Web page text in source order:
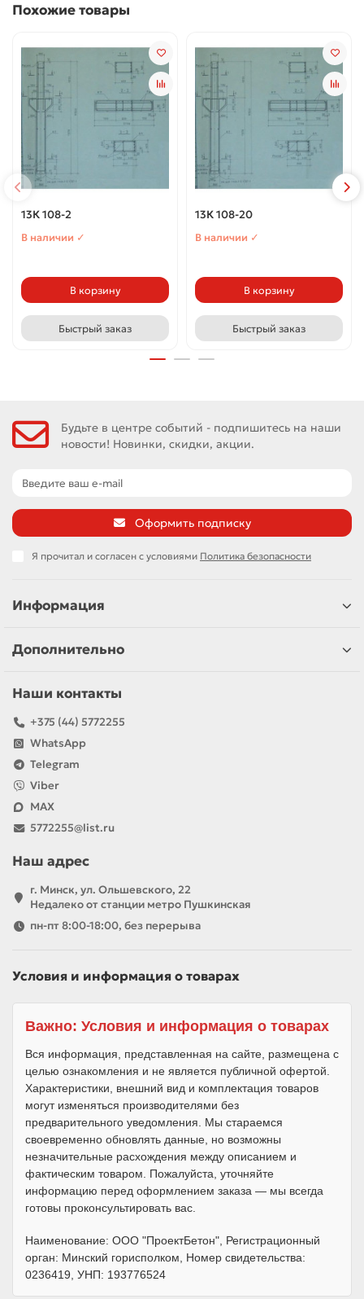
Похожие товары
13К 108-2
В наличии ✓
В корзину
Быстрый заказ
13К 108-20
В наличии ✓
В корзину
Быстрый заказ
Будьте в центре событий - подпишитесь на наши
новости! Новинки, скидки, акции.
Оформить подписку
Я прочитал и согласен с условиями Политика безопасности
Информация
Дополнительно
Наши контакты
+375 (44) 5772255
WhatsApp
Telegram
Viber
MAX
5772255@list.ru
Наш адрес
г. Минск, ул. Ольшевского, 22
Недалеко от станции метро Пушкинская
пн-пт 8:00-18:00, без перерыва
Условия и информация о товарах
Важно: Условия и информация о товарах
Вся информация, представленная на сайте, размещена с
целью ознакомления и не является публичной офертой.
Характеристики, внешний вид и комплектация товаров
могут изменяться производителями без
предварительного уведомления. Мы стараемся
своевременно обновлять данные, но возможны
незначительные расхождения между описанием и
фактическим товаром. Пожалуйста, уточняйте
информацию перед оформлением заказа — мы всегда
готовы проконсультировать вас.
Наименование: ООО "ПроектБетон", Регистрационный
орган: Минский горисполком, Номер свидетельства:
0236419, УНП: 193776524